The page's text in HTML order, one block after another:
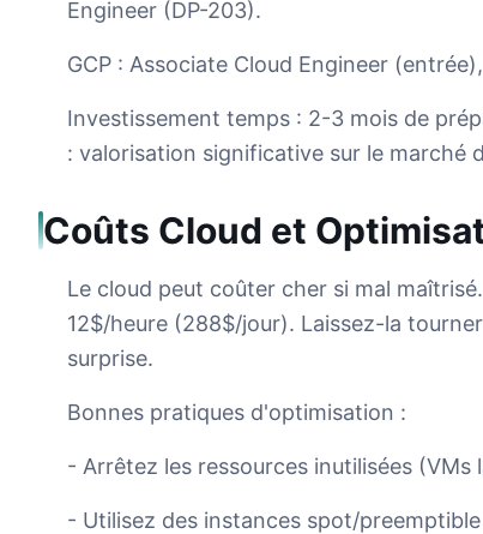
Engineer (DP-203).
GCP : Associate Cloud Engineer
Investissement temps : 2-3 mois de
: valorisation significative sur le marché
Coûts Cloud et
Le cloud peut coûter cher si mal
12$/heure (288$/jour). Laissez-la
surprise.
Bonnes pratiques d'optimisation :
- Arrêtez les ressources inutilisées (VMs
- Utilisez des instances spot/